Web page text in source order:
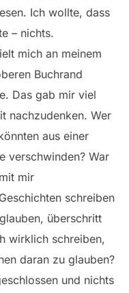
Ich wollte, dass
– nichts.
mich an meinem
Buchrand
Das gab mir viel
nachzudenken. Wer
aus einer
verschwinden? War
mir
schreiben
überschritt
wirklich schreiben,
daran zu glauben?
und nichts